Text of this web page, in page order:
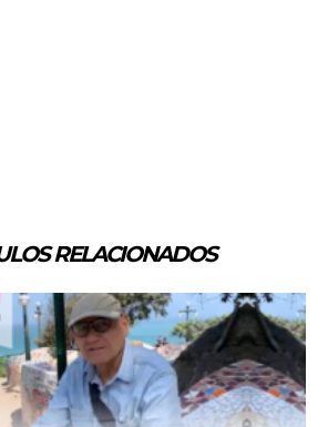
RELACIONADOS